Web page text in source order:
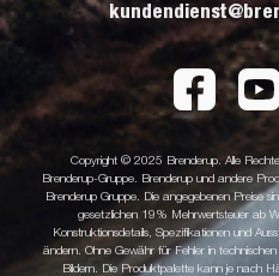
Copyright © 2025 Brenderup. Alle
Brenderup-Gruppe. Brenderup und andere
Brenderup Gruppe. Die angegebenen Preise
gesetzlichen 19% Mehrwertsteuer ab
Konstruktionsdetails, Spezifikationen und
ändern. Ohne Gewähr für Fehler in
Bildern. Die Produktpalette kann je nach